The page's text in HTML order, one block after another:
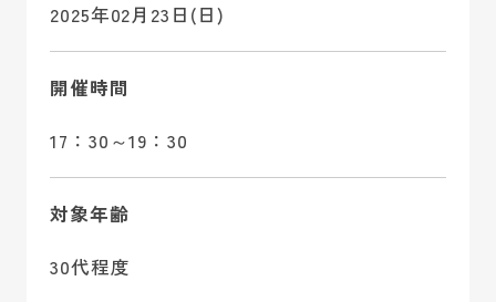
2025年02月23日(日)
開催時間
17：30～19：30
対象年齢
30代程度